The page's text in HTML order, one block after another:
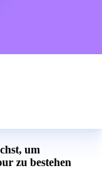
um
zu bestehen